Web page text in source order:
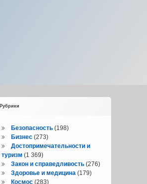
Рубрики
Безопасность(198)
Бизнес(273)
Достопримечательности и
туризм (1 369)
Закон и справедливость(276)
Здоровье и медицина(179)
Космос(283)